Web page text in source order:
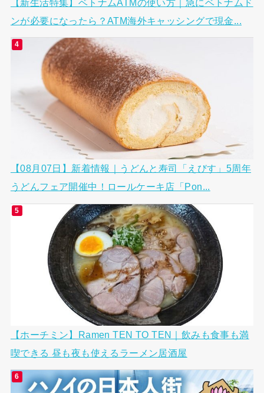
【新生活特集】ベトナムATMの使い方｜急にベトナムド
ンが必要になったら？ATM海外キャッシングで現金...
【08月07日】新着情報｜うどんと寿司「えびす」5周年
うどんフェア開催中！ロールケーキ店「Pon...
【ホーチミン】Ramen TEN TO TEN｜飲みも食事も満
喫できる 昼も夜も使えるラーメン居酒屋